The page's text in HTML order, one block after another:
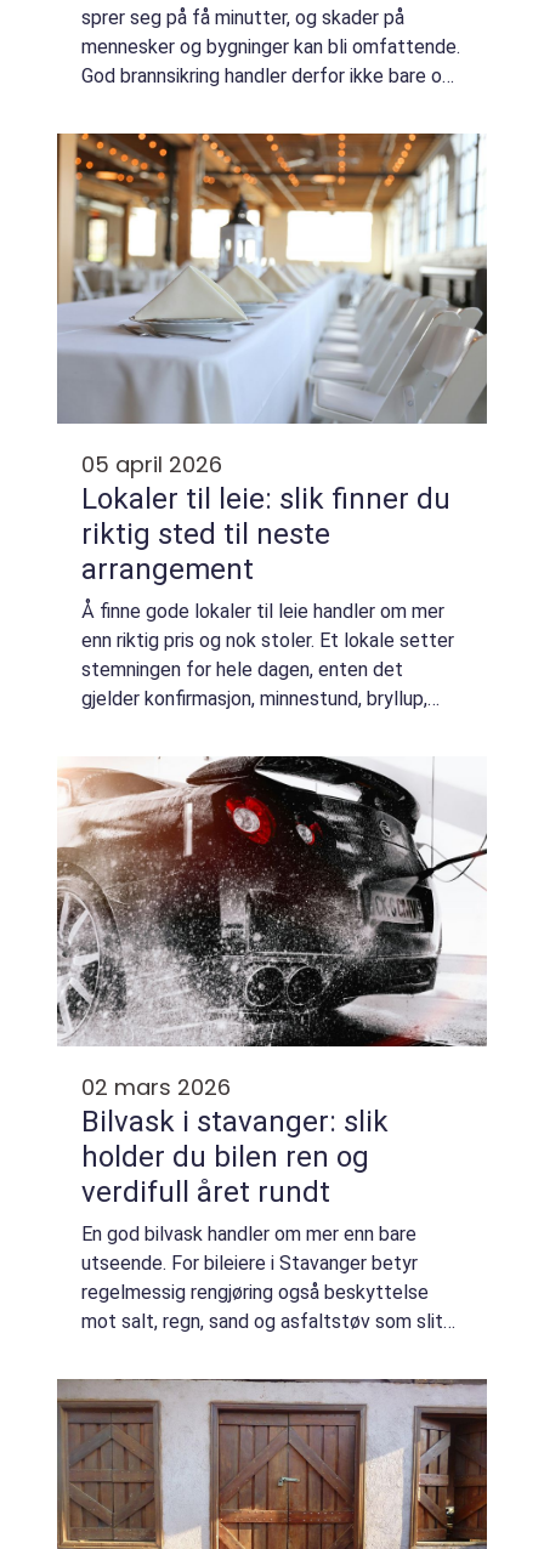
sprer seg på få minutter, og skader på
mennesker og bygninger kan bli omfattende.
God brannsikring handler derfor ikke bare om
hvordan bygget er satt sammen. Når bra...
05 april 2026
Lokaler til leie: slik finner du
riktig sted til neste
arrangement
Å finne gode lokaler til leie handler om mer
enn riktig pris og nok stoler. Et lokale setter
stemningen for hele dagen, enten det
gjelder konfirmasjon, minnestund, bryllup,
både minner, taler og måltider...
02 mars 2026
Bilvask i stavanger: slik
holder du bilen ren og
verdifull året rundt
En god bilvask handler om mer enn bare
utseende. For bileiere i Stavanger betyr
regelmessig rengjøring også beskyttelse
mot salt, regn, sand og asfaltstøv som sliter
enkel vask, grundig bilpleie og profesjone...